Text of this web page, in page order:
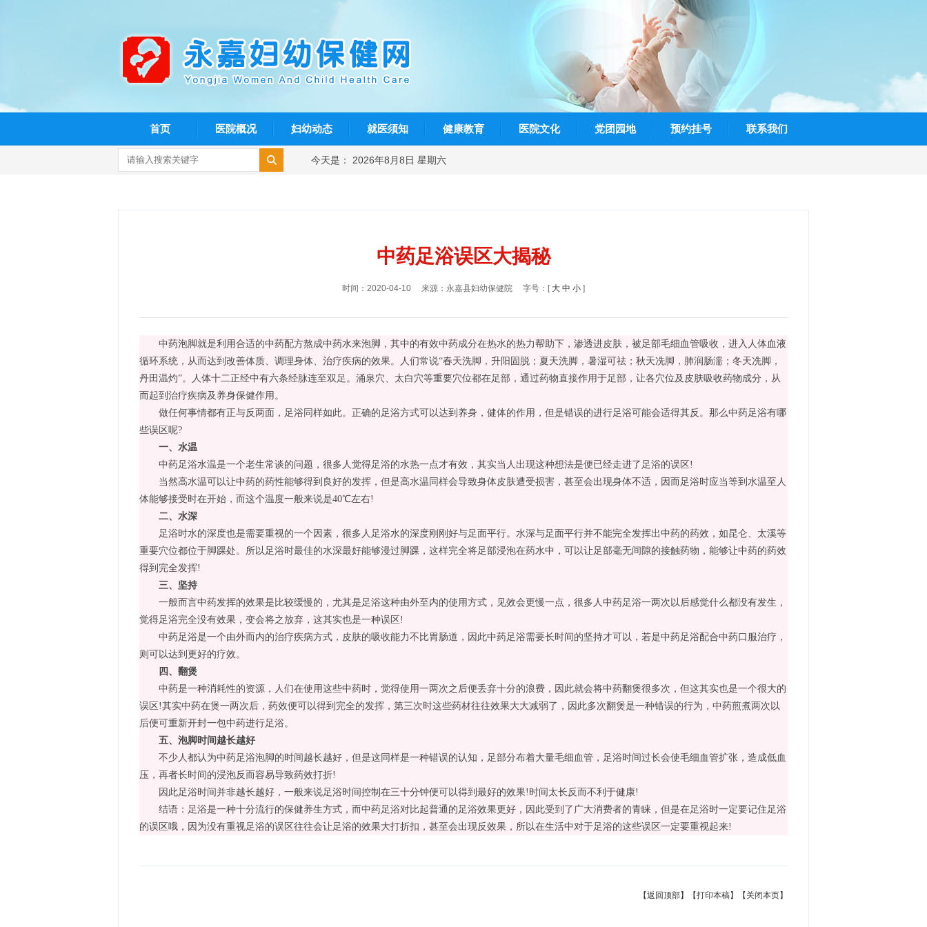
首页 医院概况 妇幼动态 就医须知 健康教育 医院文化 党团园地 预约挂号 联系我们
今天是： 2026年8月8日 星期六
中药足浴误区大揭秘
时间：2020-04-10 来源：永嘉县妇幼保健院 字号：[ 大 中 小 ]
中药泡脚就是利用合适的中药配方熬成中药水来泡脚，其中的有效中药成分在热水的热力帮助下，渗透进皮肤，被足部毛细血管吸收，进入人体血液
循环系统，从而达到改善体质、调理身体、治疗疾病的效果。人们常说“春天洗脚，升阳固脱；夏天洗脚，暑湿可祛；秋天冼脚，肺润肠濡；冬天冼脚，
丹田温灼”。人体十二正经中有六条经脉连至双足。涌泉穴、太白穴等重要穴位都在足部，通过药物直接作用于足部，让各穴位及皮肤吸收药物成分，从
而起到治疗疾病及养身保健作用。
做任何事情都有正与反两面，足浴同样如此。正确的足浴方式可以达到养身，健体的作用，但是错误的进行足浴可能会适得其反。那么中药足浴有哪
些误区呢?
一、水温
中药足浴水温是一个老生常谈的问题，很多人觉得足浴的水热一点才有效，其实当人出现这种想法是便已经走进了足浴的误区!
当然高水温可以让中药的药性能够得到良好的发挥，但是高水温同样会导致身体皮肤遭受损害，甚至会出现身体不适，因而足浴时应当等到水温至人
体能够接受时在开始，而这个温度一般来说是40℃左右!
二、水深
足浴时水的深度也是需要重视的一个因素，很多人足浴水的深度刚刚好与足面平行。水深与足面平行并不能完全发挥出中药的药效，如昆仑、太溪等
重要穴位都位于脚踝处。所以足浴时最佳的水深最好能够漫过脚踝，这样完全将足部浸泡在药水中，可以让足部毫无间隙的接触药物，能够让中药的药效
得到完全发挥!
三、坚持
一般而言中药发挥的效果是比较缓慢的，尤其是足浴这种由外至内的使用方式，见效会更慢一点，很多人中药足浴一两次以后感觉什么都没有发生，
觉得足浴完全没有效果，变会将之放弃，这其实也是一种误区!
中药足浴是一个由外而内的治疗疾病方式，皮肤的吸收能力不比胃肠道，因此中药足浴需要长时间的坚持才可以，若是中药足浴配合中药口服治疗，
则可以达到更好的疗效。
四、翻煲
中药是一种消耗性的资源，人们在使用这些中药时，觉得使用一两次之后便丢弃十分的浪费，因此就会将中药翻煲很多次，但这其实也是一个很大的
误区!其实中药在煲一两次后，药效便可以得到完全的发挥，第三次时这些药材往往效果大大减弱了，因此多次翻煲是一种错误的行为，中药煎煮两次以
后便可重新开封一包中药进行足浴。
五、泡脚时间越长越好
不少人都认为中药足浴泡脚的时间越长越好，但是这同样是一种错误的认知，足部分布着大量毛细血管，足浴时间过长会使毛细血管扩张，造成低血
压，再者长时间的浸泡反而容易导致药效打折!
因此足浴时间并非越长越好，一般来说足浴时间控制在三十分钟便可以得到最好的效果!时间太长反而不利于健康!
结语：足浴是一种十分流行的保健养生方式，而中药足浴对比起普通的足浴效果更好，因此受到了广大消费者的青睐，但是在足浴时一定要记住足浴
的误区哦，因为没有重视足浴的误区往往会让足浴的效果大打折扣，甚至会出现反效果，所以在生活中对于足浴的这些误区一定要重视起来!
【返回顶部】 【打印本稿】 【关闭本页】